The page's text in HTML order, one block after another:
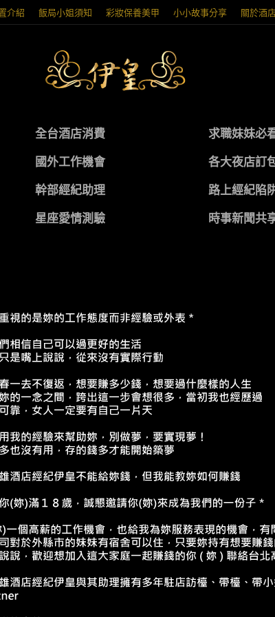
介紹 飯局小姐須知 彩妝保養美甲 小小故事分享 關於酒
全台酒店消費 求職妹妹必
國外工作機會 各大夜店訂
幹部經紀助理 路上經紀陷
星座愛情測驗 時事新聞共